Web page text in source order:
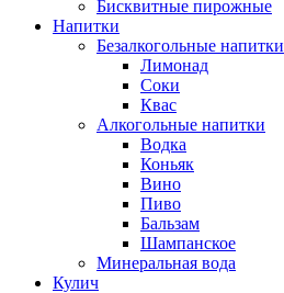
Бисквитные пирожные
Напитки
Безалкогольные напитки
Лимонад
Соки
Квас
Алкогольные напитки
Водка
Коньяк
Вино
Пиво
Бальзам
Шампанское
Минеральная вода
Кулич